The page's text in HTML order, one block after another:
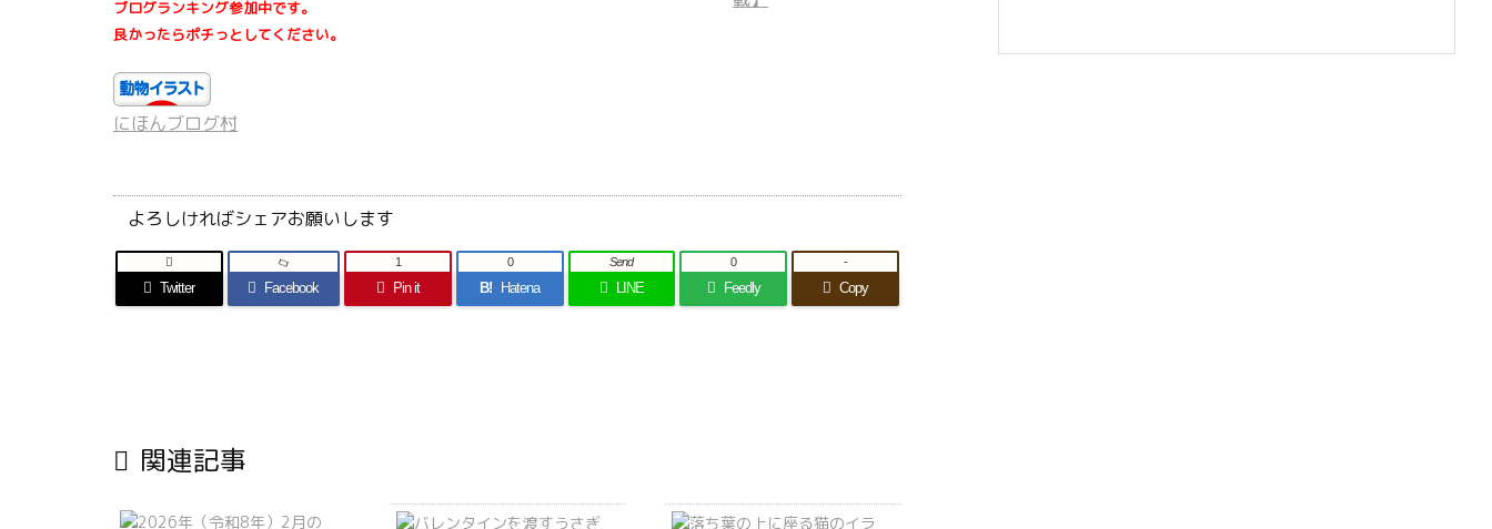
ブログランキング参加中です。
良かったらポチっとしてください。
にほんブログ村
よろしければシェアお願いします
Twitter

Facebook Pin it
1
B! Hatena
0
LINE
Send
Feedly
0
Copy
-
 関連記事